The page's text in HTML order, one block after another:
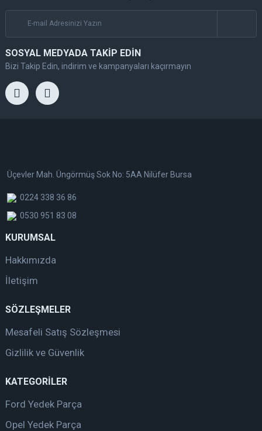
SOSYAL MEDYADA TAKİP EDİN
Bizi Takip Edin, indirim ve kampanyaları kaçırmayın
Üçevler Mah. Üngörmüş Sok No: 5AA Nilüfer Bursa
0224 338 36 86
0530 951 83 08
KURUMSAL
Hakkımızda
İletişim
SÖZLEŞMELER
Mesafeli Satış Sözleşmesi
Gizlilik ve Güvenlik
KATEGORİLER
Ford Yedek Parça
Opel Yedek Parça